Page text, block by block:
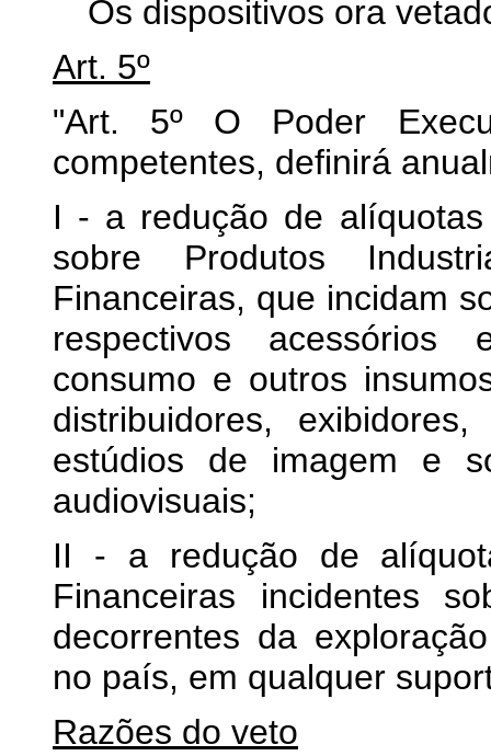
Os dispositivos ora
Art. 5º
"Art. 5º O Poder
competentes, definirá
I - a redução de
sobre Produtos
Financeiras, que incidam
respectivos acessórios
consumo e outros
distribuidores,
estúdios de imagem e
audiovisuais;
II - a redução de
Financeiras incidentes
decorrentes da
no país, em qualquer
Razões do veto